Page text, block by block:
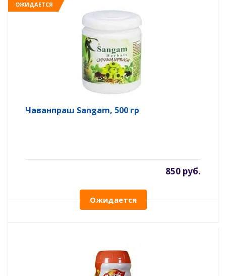
ОЖИДАЕТСЯ
Чаванпраш Sangam, 500 гр
850 руб.
Ожидается